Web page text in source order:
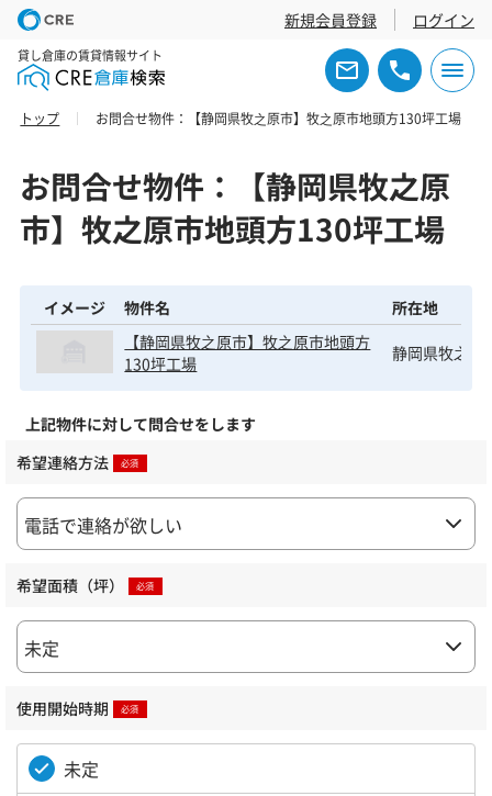
新規会員登録 ログイン
貸し倉庫の賃貸情報サイト
トップ お問合せ物件：【静岡県牧之原市】牧之原市地頭方130坪工場
お問合せ物件：【静岡県牧之原
市】牧之原市地頭方130坪工場
イメージ 物件名
所在地
【静岡県牧之原市】牧之原市地頭方
130坪工場
静岡県牧之原
上記物件に対して問合せをします
希望連絡方法
希望面積（坪）
使用開始時期
未定